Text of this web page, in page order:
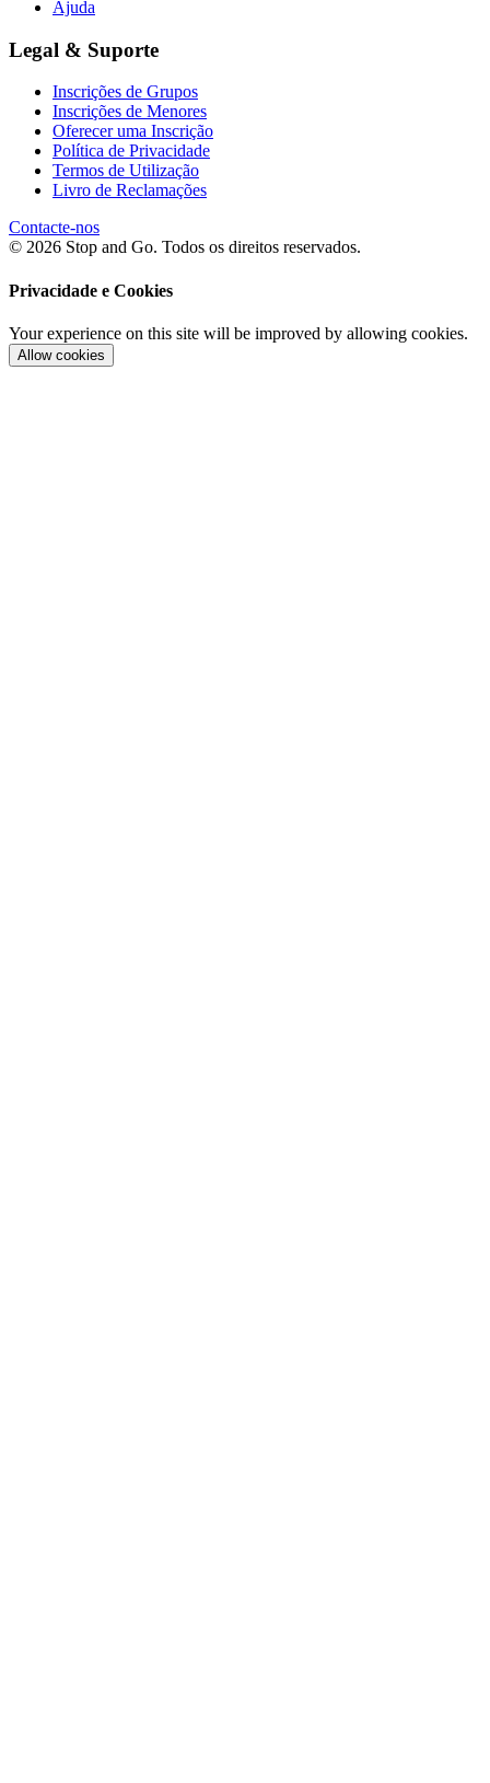
Ajuda
Legal & Suporte
Inscrições de Grupos
Inscrições de Menores
Oferecer uma Inscrição
Política de Privacidade
Termos de Utilização
Livro de Reclamações
Contacte-nos
© 2026 Stop and Go. Todos os direitos reservados.
Privacidade e Cookies
Your experience on this site will be improved by allowing cookies.
Allow cookies